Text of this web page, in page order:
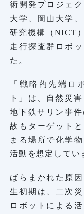
術開発プロジェ
大学、岡山大学
研究機構（NICT
走行探査群ロボ
た。
「戦略的先端ロ
ト」は、自然災
地下鉄サリン事
故もターゲット
まる場所で化学
活動を想定してい
ばらまかれた原
生初期は、二次
ロボットによる